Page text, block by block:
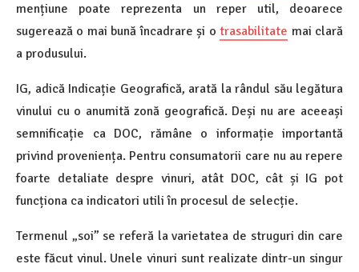
mențiune poate reprezenta un reper util, deoarece
sugerează o mai bună încadrare și otrasabilitate mai clară
a produsului.
IG, adică Indicație Geografică, arată la rândul său legătura
vinului cu o anumită zonă geografică. Deși nu are aceeași
semnificație ca DOC, rămâne o informație importantă
privind proveniența. Pentru consumatorii care nu au repere
foarte detaliate despre vinuri, atât DOC, cât și IG pot
funcționa ca indicatori utili în procesul de selecție.
Termenul „soi” se referă la varietatea de struguri din care
este făcut vinul. Unele vinuri sunt realizate dintr-un singur